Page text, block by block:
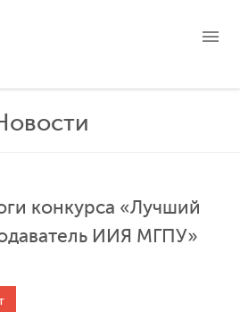
конкурса «Лучший
ИИЯ МГПУ»